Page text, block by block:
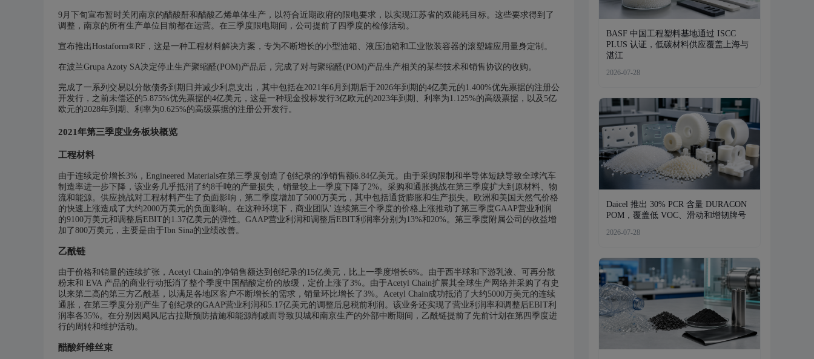
9月下旬宣布暂时关闭南京的醋酸酐和醋酸乙烯单体生产，以符合近期政府的限电要求，以实现江苏省的双能耗目标。这些要求得到了
调整，南京的所有生产单位目前都在运营。在三季度限电期间，公司提前了四季度的检修活动。
宣布推出Hostaform®RF，这是一种工程材料解决方案，专为不断增长的小型油箱、液压油箱和工业散装容器的滚塑罐应用量身定制。
在波兰Grupa Azoty SA决定停止生产聚缩醛(POM)产品后，完成了对与聚缩醛(POM)产品生产相关的某些技术和销售协议的收购。
完成了一系列交易以分散债务到期日并减少利息支出，其中包括在2021年6月到期后于2026年到期的4亿美元的1.400%优先票据的注册公
开发行，之前未偿还的5.875%优先票据的4亿美元，这是一种现金投标发行3亿欧元的2023年到期、利率为1.125%的高级票据，以及5亿
欧元的2028年到期、利率为0.625%的高级票据的注册公开发行。
2021年第三季度业务板块概览
工程材料
由于连续定价增长3%，Engineered Materials在第三季度创造了创纪录的净销售额6.84亿美元。由于采购限制和半导体短缺导致全球汽车
制造率进一步下降，该业务几乎抵消了约8千吨的产量损失，销量较上一季度下降了2%。采购和通胀挑战在第三季度扩大到原材料、物
流和能源。供应挑战对工程材料产生了负面影响，第二季度增加了5000万美元，其中包括通货膨胀和生产损失。欧洲和美国天然气价格
的快速上涨造成了大约2000万美元的负面影响。在这种环境下，商业团队' 连续第三个季度的价格上涨推动了第三季度GAAP营业利润
的9100万美元和调整后EBIT的1.37亿美元的弹性。GAAP营业利润和调整后EBIT利润率分别为13%和20%。第三季度附属公司的收益增
加了800万美元，主要是由于Ibn Sina的业绩改善。
乙酰链
由于价格和销量的连续扩张，Acetyl Chain的净销售额达到创纪录的15亿美元，比上一季度增长6%。由于西半球和下游乳液、可再分散
粉末和 EVA 产品的商业行动抵消了整个季度中国醋酸定价的放缓，定价上涨了3%。由于Acetyl Chain扩展其全球生产网络并采购了有史
以来第二高的第三方乙酰基，以满足各地区客户不断增长的需求，销量环比增长了3%。Acetyl Chain成功抵消了大约5000万美元的连续
通胀，在第三季度分别产生了创纪录的GAAP营业利润和5.17亿美元的调整后息税前利润。该业务还实现了营业利润率和调整后EBIT利
润率各35%。在分别因飓风尼古拉斯预防措施和能源削减而导致贝城和南京生产的外部中断期间，乙酰链提前了先前计划在第四季度进
行的周转和维护活动。
醋酸纤维丝束
BASF 中国工程塑料基地通过 ISCC
PLUS 认证，低碳材料供应覆盖上海与
湛江
2026-07-28
Daicel 推出 30% PCR 含量 DURACON
POM，覆盖低 VOC、滑动和增韧牌号
2026-07-28